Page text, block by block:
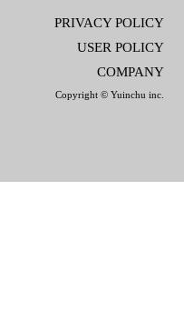
PRIVACY POLICY
USER POLICY
COMPANY
Copyright © Yuinchu inc.